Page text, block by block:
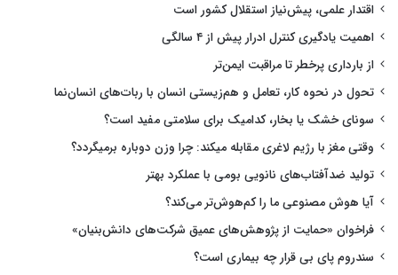
اقتدار علمی، پیش‌نیاز استقلال کشور است
اهمیت یادگیری کنترل ادرار پیش از ۴ سالگی
از بارداری پرخطر تا مراقبت ایمن‌تر
تحول در نحوه کار، تعامل و هم‌زیستی انسان با ربات‌های انسان‌نما
سونای خشک یا بخار، کدامیک برای سلامتی مفید است؟
وقتی مغز با رژیم لاغری مقابله میکند: چرا وزن دوباره برمیگردد؟
تولید ضدآفتاب‌های نانویی بومی با عملکرد بهتر
آیا هوش مصنوعی ما را کم‌هوش‌تر می‌کند؟
فراخوان «حمایت از پژوهش‌های عمیق شرکت‌های دانش‌بنیان»
سندروم پای بی قرار چه بیماری است؟